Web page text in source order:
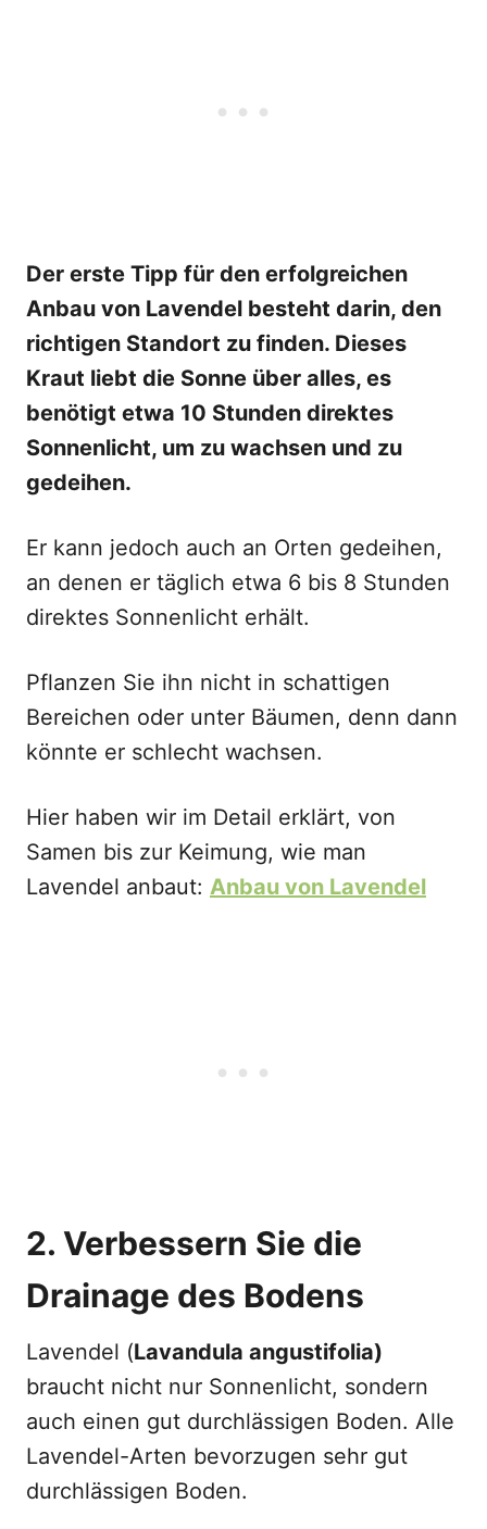
Der erste Tipp für den erfolgreichen
Anbau von Lavendel besteht darin, den
richtigen Standort zu finden. Dieses
Kraut liebt die Sonne über alles, es
benötigt etwa 10 Stunden direktes
Sonnenlicht, um zu wachsen und zu
gedeihen.
Er kann jedoch auch an Orten gedeihen,
an denen er täglich etwa 6 bis 8 Stunden
direktes Sonnenlicht erhält.
Pflanzen Sie ihn nicht in schattigen
Bereichen oder unter Bäumen, denn dann
könnte er schlecht wachsen.
Hier haben wir im Detail erklärt, von
Samen bis zur Keimung, wie man
Lavendel anbaut: Anbau von Lavendel
2. Verbessern Sie die
Drainage des Bodens
Lavendel (Lavandula angustifolia)
braucht nicht nur Sonnenlicht, sondern
auch einen gut durchlässigen Boden. Alle
Lavendel-Arten bevorzugen sehr gut
durchlässigen Boden.